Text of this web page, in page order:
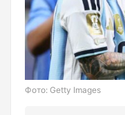
Фото: Getty Images